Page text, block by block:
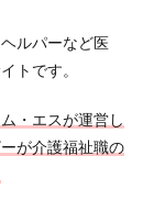
ルパーなど医
トです。
・エスが運営し
が介護福祉職の